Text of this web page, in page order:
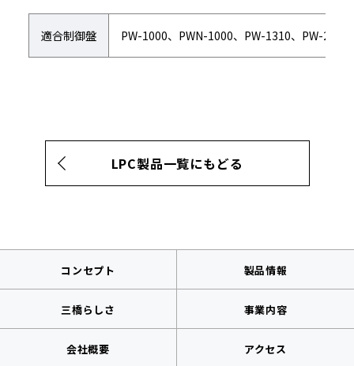
適合制御盤 PW-1000、PWN-1000、PW-1310、PW-2000
LPC製品一覧にもどる
コンセプト 製品情報
三橋らしさ 事業内容
会社概要 アクセス